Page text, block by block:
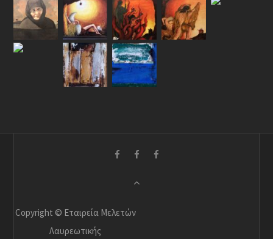
Copyright © Εταιρεία Μελετών
Λαυρεωτικής